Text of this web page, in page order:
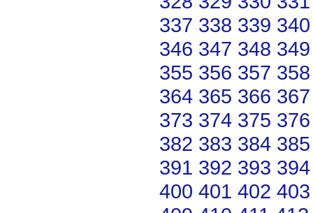
337 338 339 340
346 347 348 349
355 356 357 358
364 365 366 367
373 374 375 376
382 383 384 385
391 392 393 394
400 401 402 403